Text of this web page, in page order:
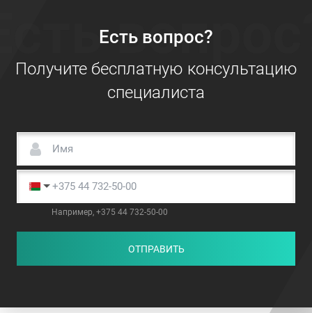
Есть вопрос?
Получите бесплатную консультацию
специалиста
Например, +375 44 732-50-00
ОТПРАВИТЬ